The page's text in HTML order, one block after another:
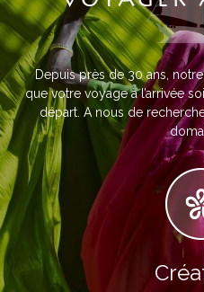
Depuis près de 30 ans,
que votre voyage à l’arrivée
départ. A nous de